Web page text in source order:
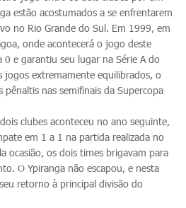
estão acostumados a se enfrentarem
no Rio Grande do Sul. Em 1999, em
onde acontecerá o jogo deste
e garantiu seu lugar na Série A do
jogos extremamente equilibrados, o
nas semifinais da Supercopa
clubes aconteceu no ano seguinte,
em 1 a 1 na partida realizada no
ocasião, os dois times brigavam para
O Ypiranga não escapou, e nesta
retorno à principal divisão do